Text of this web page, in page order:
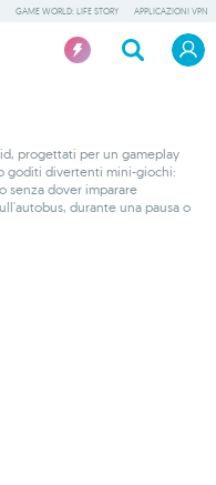
GAME WORLD: LIFE STORY APPLICAZIONI VPN
progettati per un gameplay
goditi divertenti mini-giochi:
senza dover imparare
durante una pausa o